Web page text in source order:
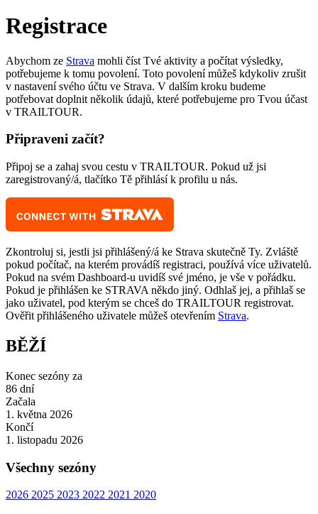
Registrace
Abychom ze Strava mohli číst Tvé aktivity a počítat výsledky,
potřebujeme k tomu povolení. Toto povolení můžeš kdykoliv zrušit
v nastavení svého účtu ve Strava. V dalším kroku budeme
potřebovat doplnit několik údajů, které potřebujeme pro Tvou účast
v TRAILTOUR.
Připraveni začít?
Připoj se a zahaj svou cestu v TRAILTOUR. Pokud už jsi
zaregistrovaný/á, tlačítko Tě přihlásí k profilu u nás.
Zkontroluj si, jestli jsi přihlášený/á ke Strava skutečně Ty. Zvláště
pokud počítač, na kterém provádíš registraci, používá více uživatelů.
Pokud na svém Dashboard-u uvidíš své jméno, je vše v pořádku.
Pokud je přihlášen ke STRAVA někdo jiný. Odhlaš jej, a přihlaš se
jako uživatel, pod kterým se chceš do TRAILTOUR registrovat.
Ověřit přihlášeného uživatele můžeš otevřením Strava.
BĚŽÍ
Konec sezóny za
86 dní
Začala
1. května 2026
Končí
1. listopadu 2026
Všechny sezóny
2026 2025 2023 2022 2021 2020